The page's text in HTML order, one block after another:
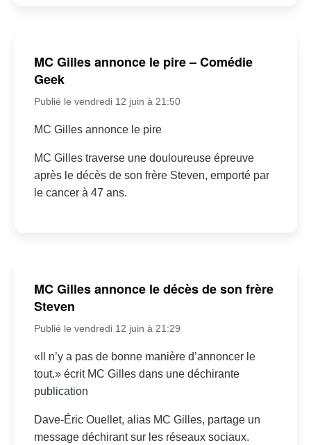
MC Gilles annonce le pire – Comédie
Geek
Publié le vendredi 12 juin à 21:50
MC Gilles annonce le pire
MC Gilles traverse une douloureuse épreuve
après le décès de son frère Steven, emporté par
le cancer à 47 ans.
MC Gilles annonce le décès de son frère
Steven
Publié le vendredi 12 juin à 21:29
«Il n’y a pas de bonne manière d’annoncer le
tout.» écrit MC Gilles dans une déchirante
publication
Dave-Éric Ouellet, alias MC Gilles, partage un
message déchirant sur les réseaux sociaux.